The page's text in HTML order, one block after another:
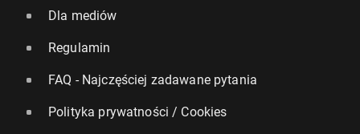
Dla mediów
Regulamin
FAQ - Najczęściej zadawane pytania
Polityka prywatności / Cookies